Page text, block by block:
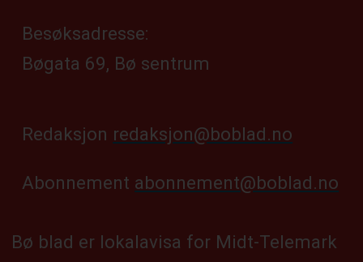
Besøksadresse:
Bøgata 69, Bø sentrum
Redaksjon redaksjon@boblad.no
Abonnement abonnement@boblad.no
Bø blad er lokalavisa for Midt-Telemark